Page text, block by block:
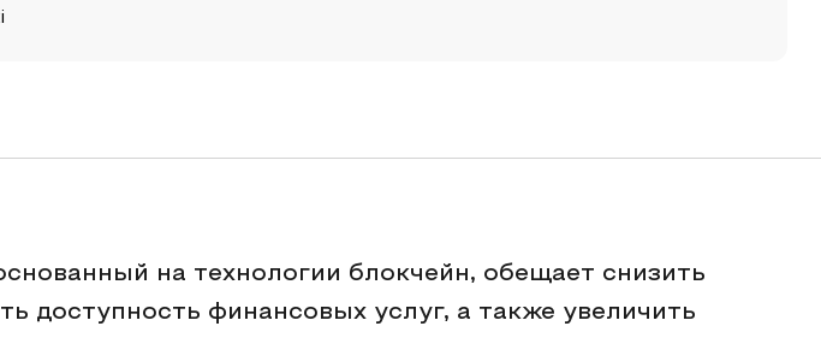
на технологии блокчейн, обещает снизить
доступность финансовых услуг, а также увеличить